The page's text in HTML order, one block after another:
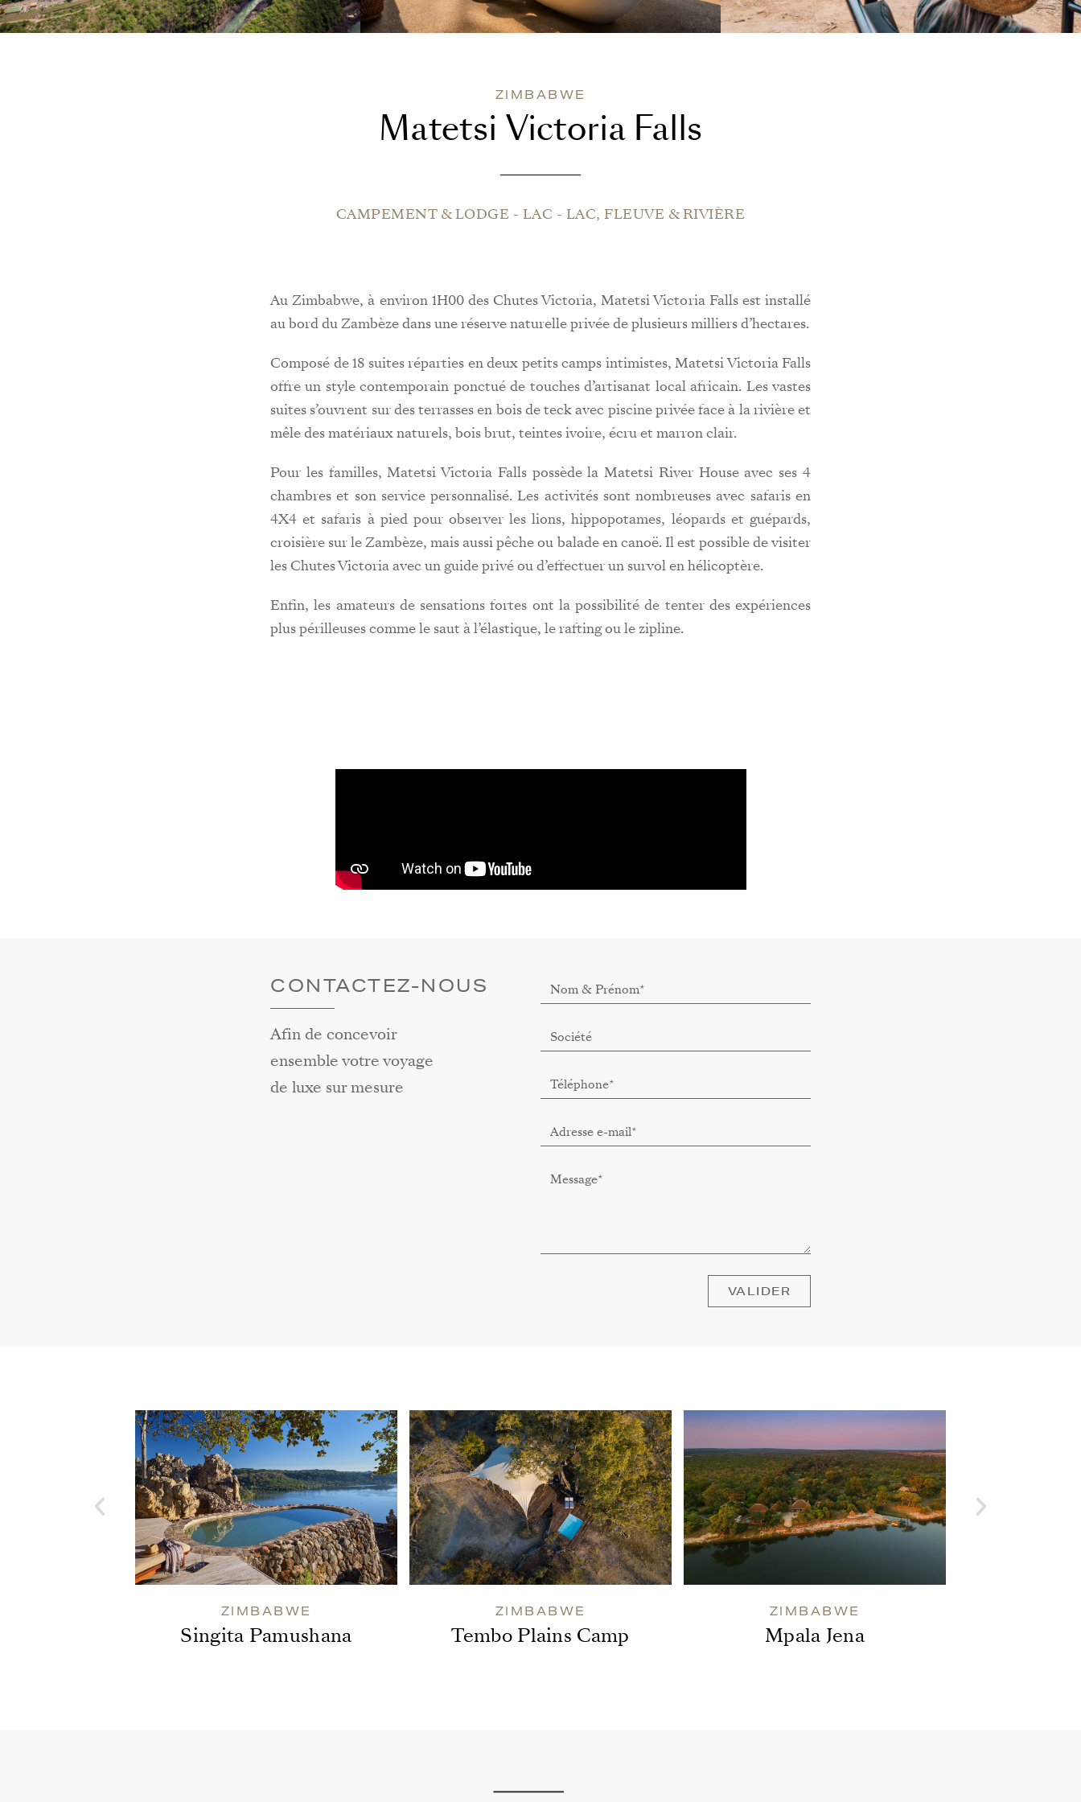
ZIMBABWE
Matetsi Victoria Falls
CAMPEMENT & LODGE - LAC - LAC, FLEUVE & RIVIÈRE
Au Zimbabwe, à environ 1H00 des Chutes Victoria, Matetsi Victoria Falls est installé
au bord du Zambèze dans une réserve naturelle privée de plusieurs milliers d’hectares.
Composé de 18 suites réparties en deux petits camps intimistes, Matetsi Victoria Falls
offre un style contemporain ponctué de touches d’artisanat local africain. Les vastes
suites s’ouvrent sur des terrasses en bois de teck avec piscine privée face à la rivière et
mêle des matériaux naturels, bois brut, teintes ivoire, écru et marron clair.
Pour les familles, Matetsi Victoria Falls possède la Matetsi River House avec ses 4
chambres et son service personnalisé. Les activités sont nombreuses avec safaris en
4X4 et safaris à pied pour observer les lions, hippopotames, léopards et guépards,
croisière sur le Zambèze, mais aussi pêche ou balade en canoë. Il est possible de visiter
les Chutes Victoria avec un guide privé ou d’effectuer un survol en hélicoptère.
Enfin, les amateurs de sensations fortes ont la possibilité de tenter des expériences
plus périlleuses comme le saut à l’élastique, le rafting ou le zipline.
CONTACTEZ-NOUS
Afin de concevoir
ensemble votre voyage
de luxe sur mesure
VALIDER
ZIMBABWE
Singita Pamushana
ZIMBABWE
Tembo Plains Camp
ZIMBABWE
Mpala Jena